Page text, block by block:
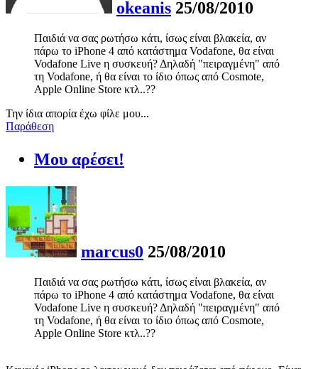
okeanis 25/08/2010
Παιδιά να σας ρωτήσω κάτι, ίσως είναι βλακεία, αν
πάρω το iPhone 4 από κατάστημα Vodafone, θα είναι
Vodafone Live η συσκευή? Δηλαδή "πειραγμένη" από
τη Vodafone, ή θα είναι το ίδιο όπως από Cosmote,
Apple Online Store κτλ..??
Την ίδια απορία έχω φίλε μου...
Παράθεση
Μου αρέσει!
marcus0 25/08/2010
Παιδιά να σας ρωτήσω κάτι, ίσως είναι βλακεία, αν
πάρω το iPhone 4 από κατάστημα Vodafone, θα είναι
Vodafone Live η συσκευή? Δηλαδή "πειραγμένη" από
τη Vodafone, ή θα είναι το ίδιο όπως από Cosmote,
Apple Online Store κτλ..??